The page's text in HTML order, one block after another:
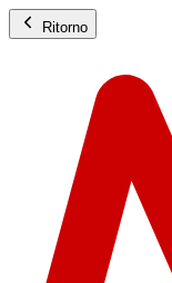
Ritorno